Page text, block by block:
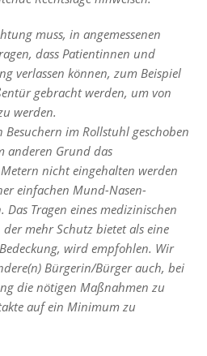
muss, in angemessenen
dass Patientinnen und
verlassen können, zum Beispiel
gebracht werden, um von
werden.
Besuchern im Rollstuhl geschoben
anderen Grund das
nicht eingehalten werden
einfachen Mund-Nasen-
Tragen eines medizinischen
mehr Schutz bietet als eine
wird empfohlen. Wir
Bürgerin/Bürger auch, bei
die nötigen Maßnahmen zu
auf ein Minimum zu